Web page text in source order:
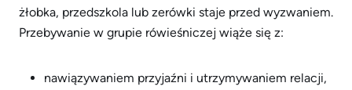
żłobka, przedszkola lub zerówki staje przed wyzwaniem.
Przebywanie w grupie rówieśniczej wiąże się z:
nawiązywaniem przyjaźni i utrzymywaniem relacji,